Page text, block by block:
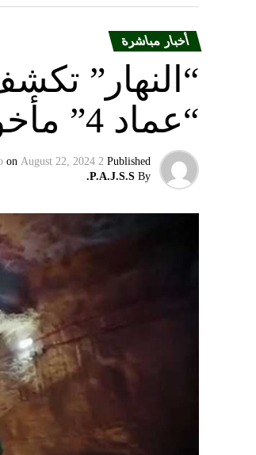
أخبار مباشرة
“النهار”
“عماد 4” مأخوذة من أوكرانيا….
Published
2 years ago
on August 22, 2024
By
P.A.J.S.S.